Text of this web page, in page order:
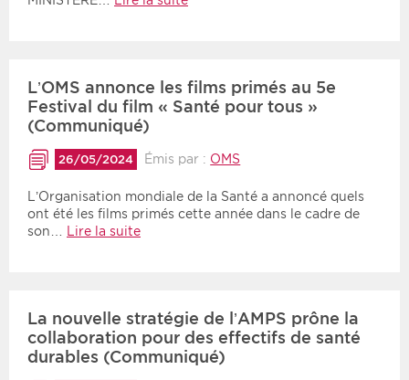
L’OMS annonce les films primés au 5e
Festival du film « Santé pour tous »
(Communiqué)
26/05/2024 Émis par : OMS
L’Organisation mondiale de la Santé a annoncé quels
ont été les films primés cette année dans le cadre de
son… Lire la suite
La nouvelle stratégie de l’AMPS prône la
collaboration pour des effectifs de santé
durables (Communiqué)